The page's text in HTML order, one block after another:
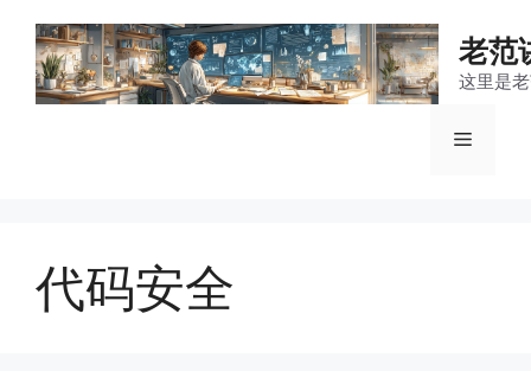
老范
这里是
菜
代码安全